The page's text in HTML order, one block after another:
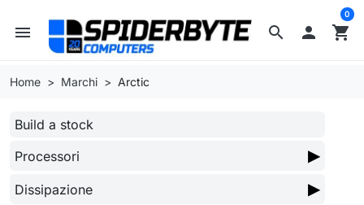
search
menu  shopping_cart
0
Home Marchi Arctic
Build a stock
Processori
▶
Dissipazione ▶